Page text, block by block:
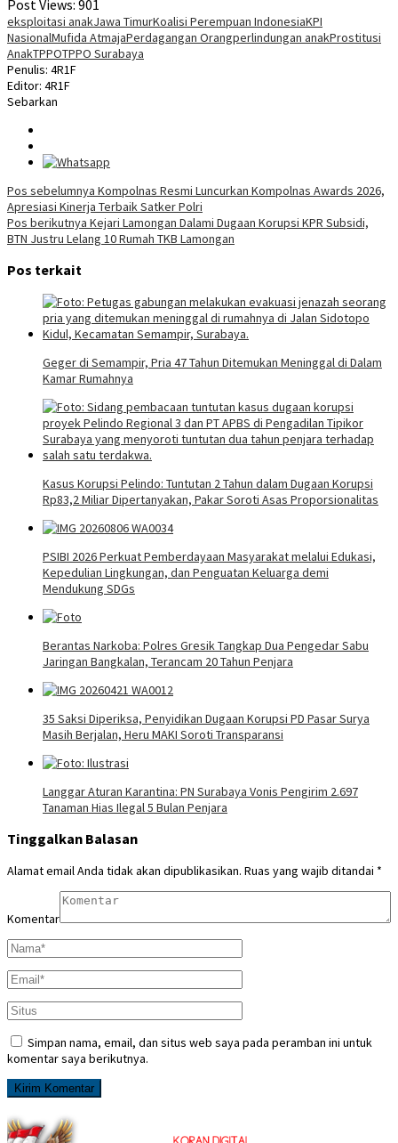
Post Views: 901
eksploitasi anakJawa TimurKoalisi Perempuan IndonesiaKPI
NasionalMufida AtmajaPerdagangan Orangperlindungan anakProstitusi
AnakTPPOTPPO Surabaya
Penulis: 4R1F
Editor: 4R1F
Sebarkan
Navigasi
pos
Pos sebelumnya Kompolnas Resmi Luncurkan Kompolnas Awards 2026,
Apresiasi Kinerja Terbaik Satker Polri
Pos berikutnya Kejari Lamongan Dalami Dugaan Korupsi KPR Subsidi,
BTN Justru Lelang 10 Rumah TKB Lamongan
Pos terkait
Geger di Semampir, Pria 47 Tahun Ditemukan Meninggal di Dalam
Kamar Rumahnya
Kasus Korupsi Pelindo: Tuntutan 2 Tahun dalam Dugaan Korupsi
Rp83,2 Miliar Dipertanyakan, Pakar Soroti Asas Proporsionalitas
PSIBI 2026 Perkuat Pemberdayaan Masyarakat melalui Edukasi,
Kepedulian Lingkungan, dan Penguatan Keluarga demi
Mendukung SDGs
Berantas Narkoba: Polres Gresik Tangkap Dua Pengedar Sabu
Jaringan Bangkalan, Terancam 20 Tahun Penjara
35 Saksi Diperiksa, Penyidikan Dugaan Korupsi PD Pasar Surya
Masih Berjalan, Heru MAKI Soroti Transparansi
Langgar Aturan Karantina: PN Surabaya Vonis Pengirim 2.697
Tanaman Hias Ilegal 5 Bulan Penjara
Tinggalkan Balasan
Alamat email Anda tidak akan dipublikasikan. Ruas yang wajib ditandai *
Komentar
Simpan nama, email, dan situs web saya pada peramban ini untuk
komentar saya berikutnya.